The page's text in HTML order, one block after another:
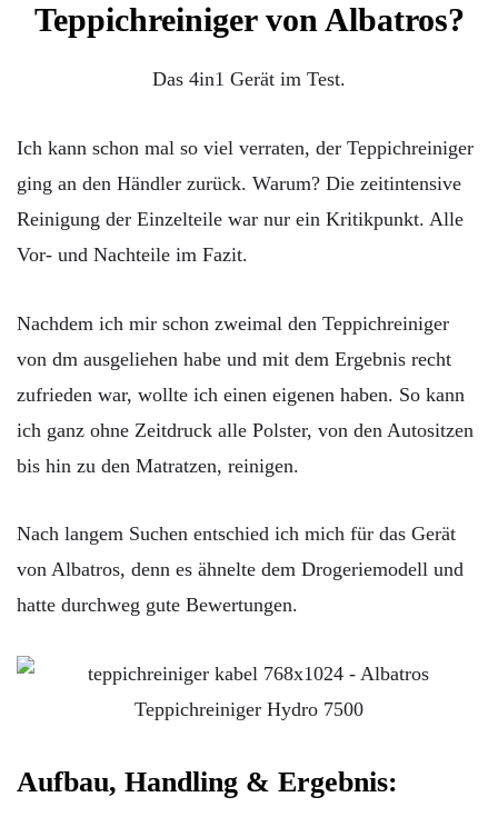
Teppichreiniger von Albatros?
Das 4in1 Gerät im Test.
Ich kann schon mal so viel verraten, der Teppichreiniger
ging an den Händler zurück. Warum? Die zeitintensive
Reinigung der Einzelteile war nur ein Kritikpunkt. Alle
Vor- und Nachteile im Fazit.
Nachdem ich mir schon zweimal den Teppichreiniger
von dm ausgeliehen habe und mit dem Ergebnis recht
zufrieden war, wollte ich einen eigenen haben. So kann
ich ganz ohne Zeitdruck alle Polster, von den Autositzen
bis hin zu den Matratzen, reinigen.
Nach langem Suchen entschied ich mich für das Gerät
von Albatros, denn es ähnelte dem Drogeriemodell und
hatte durchweg gute Bewertungen.
Aufbau, Handling & Ergebnis: